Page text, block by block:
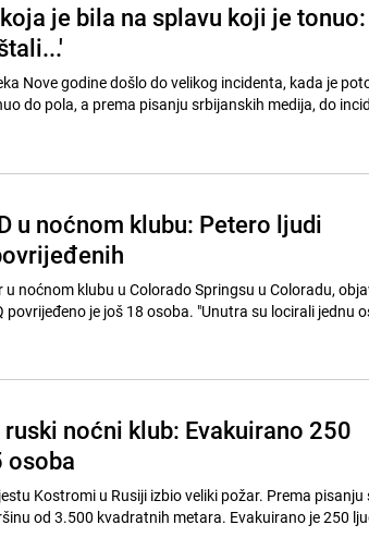
je bila na splavu koji je tonuo:
Nove godine došlo do velikog incidenta, kada je
do pola, a prema pisanju srbijanskih medija, do
u noćnom klubu: Petero ljudi
noćnom klubu u Colorado Springsu u Coloradu,
noćni klub: Evakuirano 250
osoba
u Rusiji izbio veliki požar. Prema pisanju stranih
od 3.500 kvadratnih metara. Evakuirano je 250